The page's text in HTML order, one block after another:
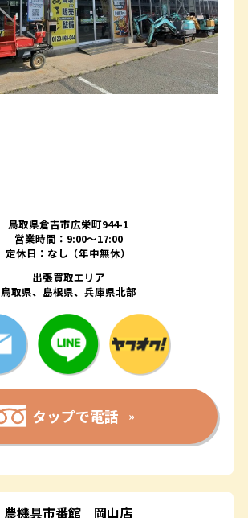
鳥取県倉吉市広栄町944-1
営業時間：9:00～17:00
定休日：なし（年中無休）
出張買取エリア
鳥取県、島根県、兵庫県北部
タップで電話
農機具市番館 岡山店